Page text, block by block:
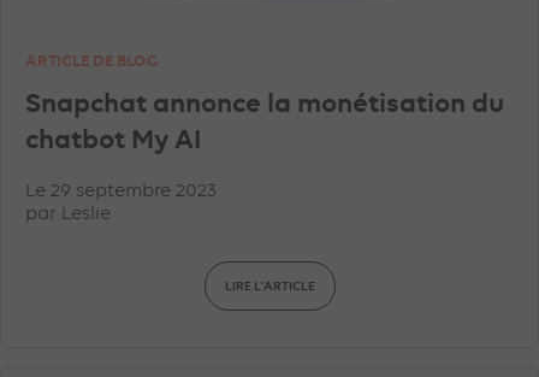
ARTICLE DE BLOG
Snapchat annonce la monétisation du
chatbot My AI
Le 29 septembre 2023
par Leslie
LIRE L'ARTICLE